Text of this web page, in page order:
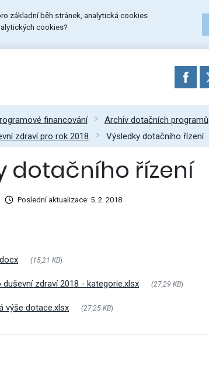
základní běh stránek, analytická cookies
cookies?
financování Archiv dotačních programů
zdraví pro rok 2018
Výsledky dotačního řízení
dotačního řízení
Poslední aktualizace: 5. 2. 2018
(15,21 KB)
zdraví 2018 - kategorie.xlsx (27,29 KB)
výše dotace.xlsx (27,25 KB)